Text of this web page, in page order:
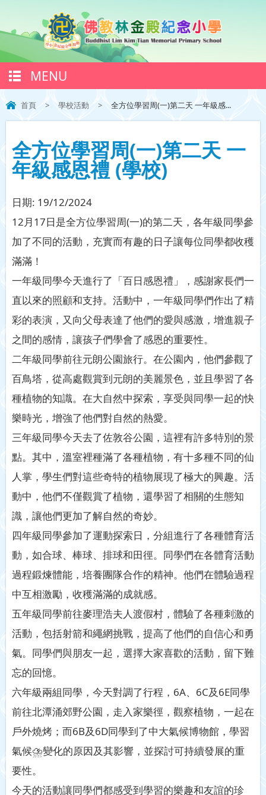
MENU
首頁 > 學校活動 > 全方位學習周(一)第二天 一年級感...
全方位學習周(一)第二天 一
年級感恩禮 (學校)
日期: 19/12/2024
12月17日是全方位學習周(一)的第二天，各年級同學參
加了不同的活動，充實而有趣的日子讓每位同學都收穫
滿滿！
一年級同學今天進行了「百日感恩禮」，感謝家長們一
直以來的照顧和支持。活動中，一年級同學們作出了精
彩的表演，又向父母表達了他們的愛與感激，增進親子
之間的感情，讓孩子們學會了感恩的重要性。
二年級同學前往元朗公園旅行。在公園內，他們參觀了
百鳥塔，從高處觀賞到元朗的美麗景色，並且學習了各
種植物的知識。在大自然中探索，享受與同學一起的快
樂時光，增強了他們對自然的熱愛。
三年級同學今天去了佐敦谷公園，這裡有許多特別的景
點。其中，溫室裡種滿了各種植物，有十多種不同的仙
人掌，學生們對這些奇特的植物展現了極大的興趣。活
動中，他們不僅觀賞了植物，還學習了相關的生態知
識，讓他們更加了解自然的奇妙。
四年級同學參加了運動探索日，分組進行了各種體育活
動，如合球、棒球、排球和田徑。同學們在各體育活動
過程鍛煉體能，培養團隊合作的精神。他們在體驗過程
中互相激勵，收穫滿滿的成就感。
五年級同學前往麥理浩夫人渡假村，體驗了各種刺激的
活動，包括射箭和繩網挑戰，提高了他們的自信心和勇
氣。同學們與朋友一起，選擇大家喜歡的活動，留下難
忘的回憶。
六年級兩組同學，今天對調了行程，6A、6C及6E同學
前往北潭涌郊野公園，走入家樂徑，觀察植物，一起在
戶外燒烤；而6B及6D同學到了中大氣候博物館，學習
氣候⛈變化的原因及其影響，並探討可持續發展的重
要性。
今天的活動讓同學們都感受到學習的樂趣和友誼的珍